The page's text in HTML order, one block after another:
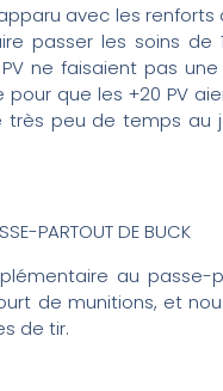
avec les renforts
passer les soins de
ne faisaient pas
que les +20 PV
peu de temps au
PARTOUT DE BUCK
au
de munitions, et
de tir.